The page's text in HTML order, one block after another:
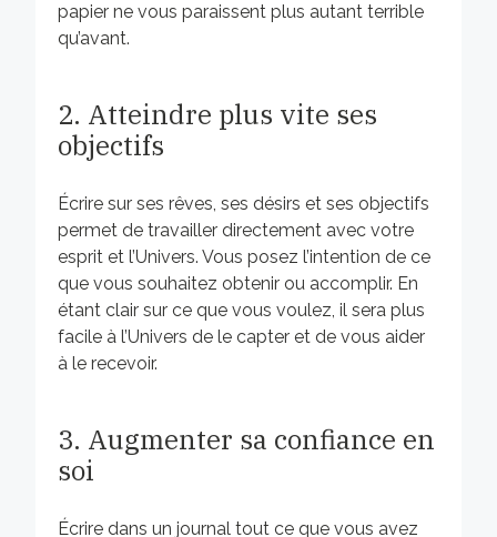
papier ne vous paraissent plus autant terrible
qu’avant.
2. Atteindre plus vite ses
objectifs
Écrire sur ses rêves, ses désirs et ses objectifs
permet de travailler directement avec votre
esprit et l’Univers. Vous posez l’intention de ce
que vous souhaitez obtenir ou accomplir. En
étant clair sur ce que vous voulez, il sera plus
facile à l’Univers de le capter et de vous aider
à le recevoir.
3. Augmenter sa confiance en
soi
Écrire dans un journal tout ce que vous avez